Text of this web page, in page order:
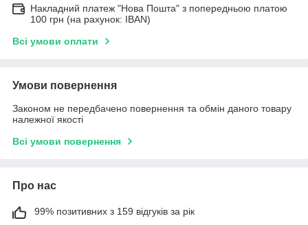
Накладний платеж "Нова Пошта" з попередньою платою
100 грн (на рахунок: IBAN)
Всі умови оплати
Умови повернення
Законом не передбачено повернення та обмін даного товару
належної якості
Всі умови повернення
Про нас
99% позитивних з 159 відгуків за рік